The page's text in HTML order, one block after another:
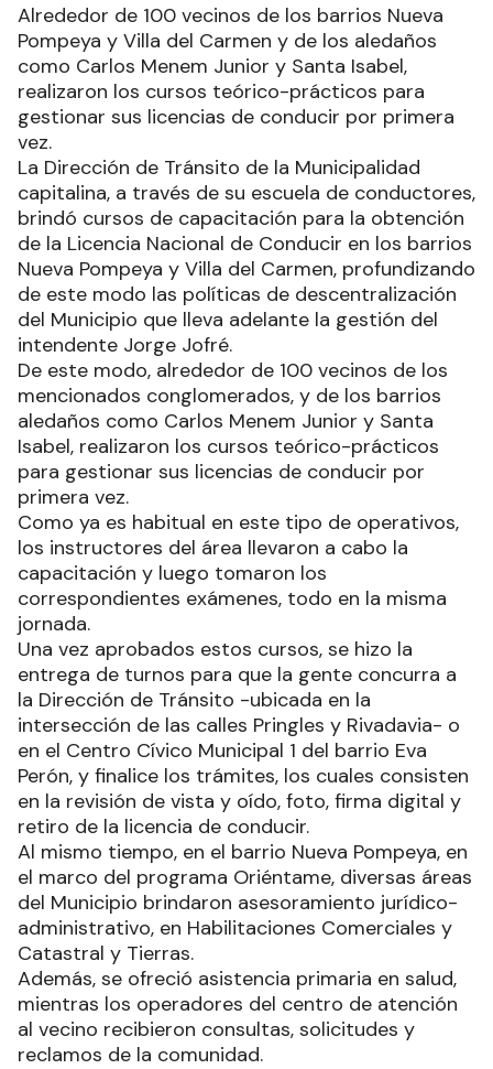
Alrededor de 100 vecinos de los barrios Nueva
Pompeya y Villa del Carmen y de los aledaños
como Carlos Menem Junior y Santa Isabel,
realizaron los cursos teórico-prácticos para
gestionar sus licencias de conducir por primera
vez.
La Dirección de Tránsito de la Municipalidad
capitalina, a través de su escuela de conductores,
brindó cursos de capacitación para la obtención
de la Licencia Nacional de Conducir en los barrios
Nueva Pompeya y Villa del Carmen, profundizando
de este modo las políticas de descentralización
del Municipio que lleva adelante la gestión del
intendente Jorge Jofré.
De este modo, alrededor de 100 vecinos de los
mencionados conglomerados, y de los barrios
aledaños como Carlos Menem Junior y Santa
Isabel, realizaron los cursos teórico-prácticos
para gestionar sus licencias de conducir por
primera vez.
Como ya es habitual en este tipo de operativos,
los instructores del área llevaron a cabo la
capacitación y luego tomaron los
correspondientes exámenes, todo en la misma
jornada.
Una vez aprobados estos cursos, se hizo la
entrega de turnos para que la gente concurra a
la Dirección de Tránsito -ubicada en la
intersección de las calles Pringles y Rivadavia- o
en el Centro Cívico Municipal 1 del barrio Eva
Perón, y finalice los trámites, los cuales consisten
en la revisión de vista y oído, foto, firma digital y
retiro de la licencia de conducir.
Al mismo tiempo, en el barrio Nueva Pompeya, en
el marco del programa Oriéntame, diversas áreas
del Municipio brindaron asesoramiento jurídico-
administrativo, en Habilitaciones Comerciales y
Catastral y Tierras.
Además, se ofreció asistencia primaria en salud,
mientras los operadores del centro de atención
al vecino recibieron consultas, solicitudes y
reclamos de la comunidad.